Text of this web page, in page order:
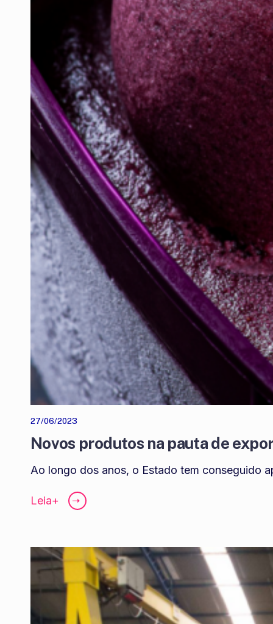
27/06/2023
Novos produtos na pauta de
Ao longo dos anos, o Estado tem conseguido
Leia+ ➝